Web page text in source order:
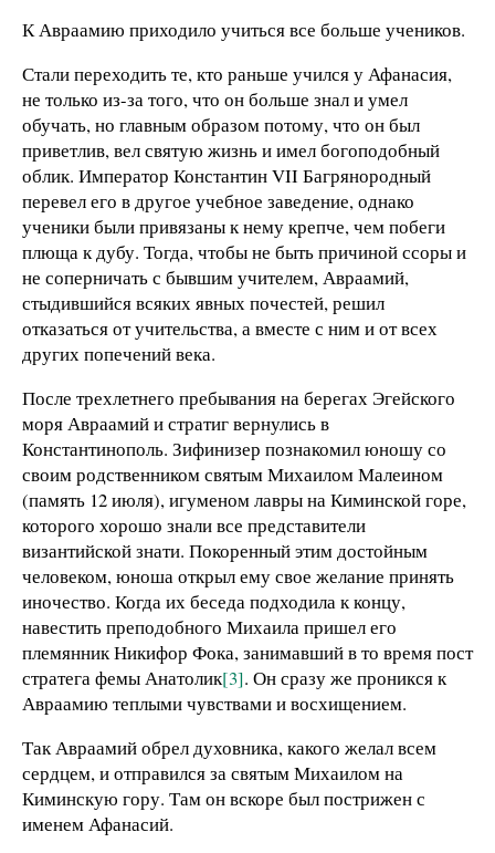
К Авраамию приходило учиться все больше учеников.
Стали переходить те, кто раньше учился у Афанасия,
не только из-за того, что он больше знал и умел
обучать, но главным образом потому, что он был
приветлив, вел святую жизнь и имел богоподобный
облик. Император Константин VII Багрянородный
перевел его в другое учебное заведение, однако
ученики были привязаны к нему крепче, чем побеги
плюща к дубу. Тогда, чтобы не быть причиной ссоры и
не соперничать с бывшим учителем, Авраамий,
стыдившийся всяких явных почестей, решил
отказаться от учительства, а вместе с ним и от всех
других попечений века.
После трехлетнего пребывания на берегах Эгейского
моря Авраамий и стратиг вернулись в
Константинополь. Зифинизер познакомил юношу со
своим родственником святым Михаилом Малеином
(память 12 июля), игуменом лавры на Киминской горе,
которого хорошо знали все представители
византийской знати. Покоренный этим достойным
человеком, юноша открыл ему свое желание принять
иночество. Когда их беседа подходила к концу,
навестить преподобного Михаила пришел его
племянник Никифор Фока, занимавший в то время пост
стратега фемы Анатолик[3]. Он сразу же проникся к
Авраамию теплыми чувствами и восхищением.
Так Авраамий обрел духовника, какого желал всем
сердцем, и отправился за святым Михаилом на
Киминскую гору. Там он вскоре был пострижен с
именем Афанасий.